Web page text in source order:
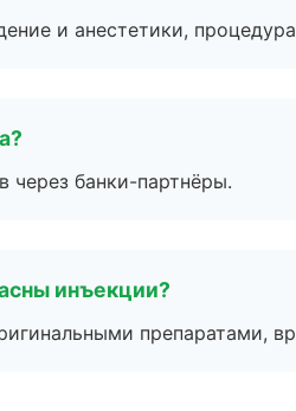
и анестетики,
через банки-партнёры.
инъекции?
препаратами,